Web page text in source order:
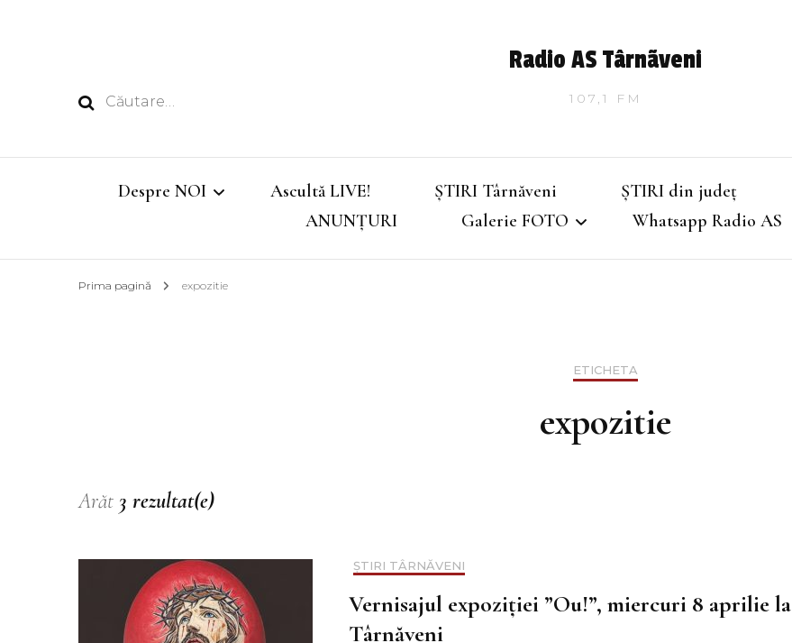
Caută
Radio AS Târnãveni
107,1 FM
Despre NOI
Piesa ta pe 107.1FM
Ascultă LIVE! ȘTIRI Târnăveni ȘTIRI din județ
ANUNȚURI
Galerie FOTO Whatsapp Radio AS
Prima pagină expozitie
ETICHETA
expozitie
Arăt 3 rezultat(e)
ȘTIRI TÂRNĂVENI
Vernisajul expoziției ”Ou!”, miercuri 8 aprilie la
Târnăveni